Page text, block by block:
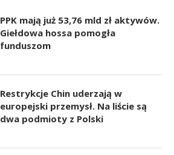
PPK mają już 53,76 mld zł aktywów.
Giełdowa hossa pomogła
funduszom
Restrykcje Chin uderzają w
europejski przemysł. Na liście są
dwa podmioty z Polski